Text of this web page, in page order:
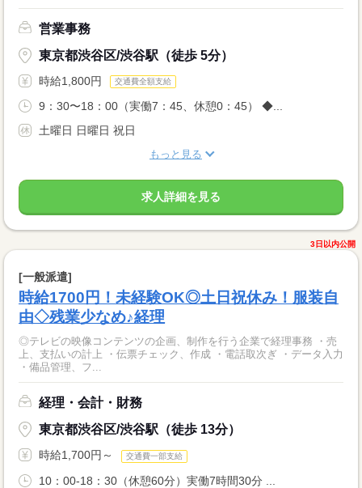
営業事務
東京都渋谷区/渋谷駅（徒歩 5分）
時給1,800円 交通費全額支給
9：30〜18：00（実働7：45、休憩0：45） ◆...
土曜日 日曜日 祝日
もっと見る
求人詳細を見る
3日以内公開
[一般派遣]
時給1700円！未経験OK◎土日祝休み！服装自
由◇残業少なめ♪経理
◎テレビの映像コンテンツの企画、制作を行う企業で経理事務 ・売
上、支払いの計上 ・伝票チェック、作成 ・電話取次ぎ ・データ入力
・備品管理、フ...
経理・会計・財務
東京都渋谷区/渋谷駅（徒歩 13分）
時給1,700円～ 交通費一部支給
10：00-18：30（休憩60分）実働7時間30分 ...